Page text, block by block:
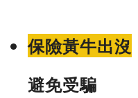
保險黃牛出沒
避免受騙